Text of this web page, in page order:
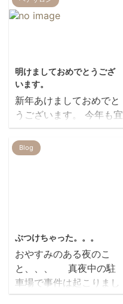
って 子供たちにも 人
気でした(*´з`) 浅見
座（笑） 子供たち
も みんな すぐに 仲
良しになっちゃいます
(≧▽≦) & ...
明けましておめでとうござ
います。
新年あけましておめでと
うございます。 今年も宜
しくお願い致します。 1
月のお休みのお知らせで
す。 6日㈫ １２(月)１３
き誠にありがとうござい
ます。 原料の仕入価格高
騰にともない 値上げをさ
せていただくことになり
Blog
ぶつけちゃった。。。
おやすみのある夜のこ
と、、、 真夜中の駐
車場で事件は起こりまし
た。。。 ギアをバック